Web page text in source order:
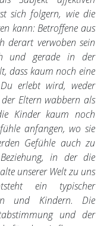
sich folgern, wie die
kann: Betroffene aus
derart verwoben sein
und gerade in der
dass kaum noch eine
erlebt wird, weder
Eltern wabbern als
Kinder kaum noch
anfangen, wo sie
Gefühle auch zu
in der die
unserer Welt zu uns
ein typischer
und Kindern. Die
und der